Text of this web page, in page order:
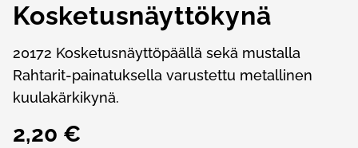
Kosketusnäyttökynä
20172 Kosketusnäyttöpäällä sekä mustalla
Rahtarit-painatuksella varustettu metallinen
kuulakärkikynä.
2,20 €